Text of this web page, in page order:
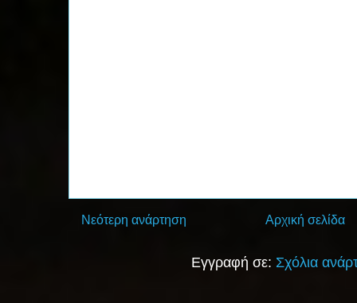
Νεότερη ανάρτηση Αρχική σελίδα
Εγγραφή σε: Σχόλια